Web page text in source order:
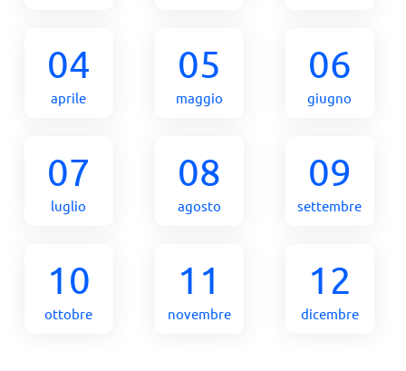
04
aprile
05
maggio
06
giugno
07
luglio
08
agosto
09
settembre
10
ottobre
11
novembre
12
dicembre